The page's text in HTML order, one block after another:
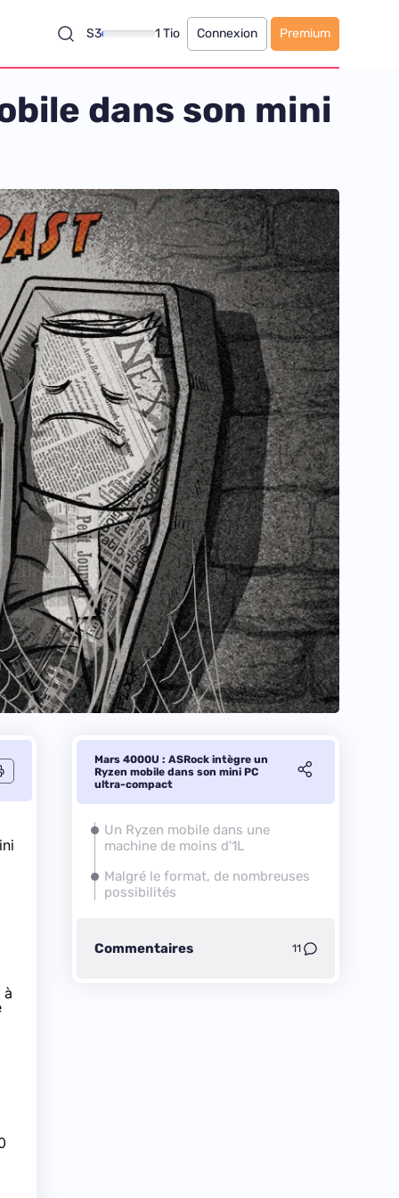
S3 1 Tio Connexion Premium
dans son mini
à
Mars 4000U : ASRock intègre un
Ryzen mobile dans son mini PC
ultra-compact
Un Ryzen mobile dans une
machine de moins d'1L
Malgré le format, de nombreuses
possibilités
Commentaires 11